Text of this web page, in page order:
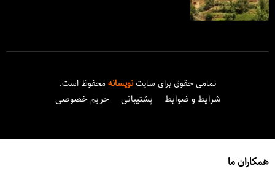
تمامی حقوق برای سایتنویسانهمحفوظ است.
شرایط و ضوابط پشتیبانی حریم خصوصی
همکاران ما